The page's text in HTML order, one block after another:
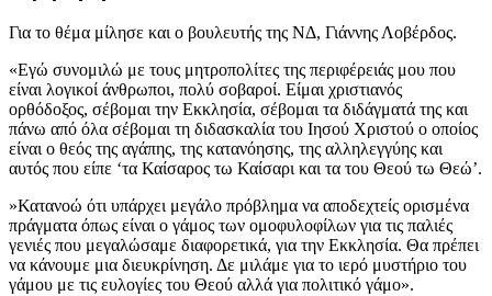
Για το θέμα μίλησε και ο βουλευτής της ΝΔ, Γιάννης Λοβέρδος.
«Εγώ συνομιλώ με τους μητροπολίτες της περιφέρειάς μου που
είναι λογικοί άνθρωποι, πολύ σοβαροί. Είμαι χριστιανός
ορθόδοξος, σέβομαι την Εκκλησία, σέβομαι τα διδάγματά της και
πάνω από όλα σέβομαι τη διδασκαλία του Ιησού Χριστού ο οποίος
είναι ο θεός της αγάπης, της κατανόησης, της αλληλεγγύης και
αυτός που είπε ‘τα Καίσαρος τω Καίσαρι και τα του Θεού τω Θεώ’.
»Κατανοώ ότι υπάρχει μεγάλο πρόβλημα να αποδεχτείς ορισμένα
πράγματα όπως είναι ο γάμος των ομοφυλοφίλων για τις παλιές
γενιές που μεγαλώσαμε διαφορετικά, για την Εκκλησία. Θα πρέπει
να κάνουμε μια διευκρίνηση. Δε μιλάμε για το ιερό μυστήριο του
γάμου με τις ευλογίες του Θεού αλλά για πολιτικό γάμο».